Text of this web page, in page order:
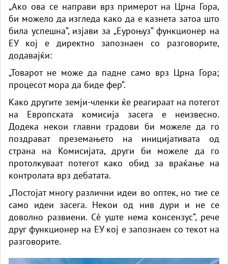
„Ако ова се направи врз примерот на Црна Гора,
би можело да изгледа како да е казнета затоа што
била успешна“, изјави за „Еуроњуз“ функционер на
ЕУ кој е директно запознаен со разговорите,
додавајќи:
„Товарот не може да падне само врз Црна Гора;
процесот мора да биде фер“.
Како другите земји-членки ќе реагираат на потегот
на Европската комисија засега е неизвесно.
Додека некои главни градови би можеле да го
поздрават преземањето на иницијативата од
страна на Комисијата, други би можеле да го
протолкуваат потегот како обид за враќање на
контролата врз дебатата.
„Постојат многу различни идеи во оптек, но тие се
само идеи засега. Некои од нив дури и не се
доволно развиени. Сè уште нема консензус“, рече
друг функционер на ЕУ кој е запознаен со текот на
разговорите.